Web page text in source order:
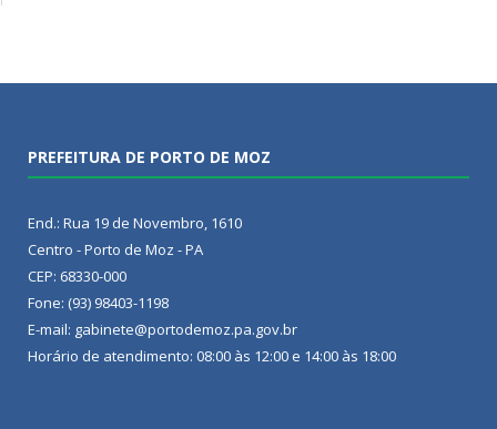
PREFEITURA DE PORTO DE MOZ
End.: Rua 19 de Novembro, 1610
Centro - Porto de Moz - PA
CEP: 68330-000
Fone: (93) 98403-1198
E-mail: gabinete@portodemoz.pa.gov.br
Horário de atendimento: 08:00 às 12:00 e 14:00 às 18:00